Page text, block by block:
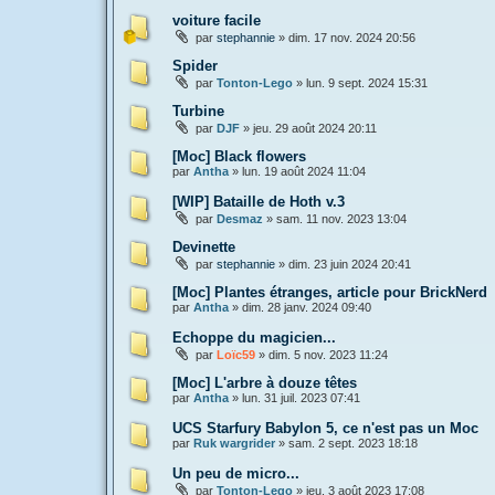
voiture facile
par stephannie » dim. 17 nov. 2024 20:56
Spider
par Tonton-Lego » lun. 9 sept. 2024 15:31
Turbine
par DJF » jeu. 29 août 2024 20:11
[Moc] Black flowers
par Antha » lun. 19 août 2024 11:04
[WIP] Bataille de Hoth v.3
par Desmaz » sam. 11 nov. 2023 13:04
Devinette
par stephannie » dim. 23 juin 2024 20:41
[Moc] Plantes étranges, article pour BrickNerd
par Antha » dim. 28 janv. 2024 09:40
Echoppe du magicien...
par Loïc59 » dim. 5 nov. 2023 11:24
[Moc] L'arbre à douze têtes
par Antha » lun. 31 juil. 2023 07:41
UCS Starfury Babylon 5, ce n'est pas un Moc
par Ruk wargrider » sam. 2 sept. 2023 18:18
Un peu de micro...
par Tonton-Lego » jeu. 3 août 2023 17:08